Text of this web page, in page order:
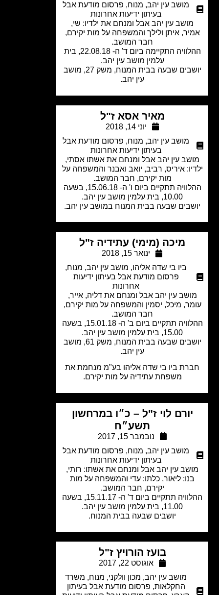
מושב עין יהב,מנוח,פרסום מודעת אבל
בעיתון ידיעות אחרונות
מושב עין יהב אבל ומנחם את ילדיו: שי,
איתן ולילך והמשפחה על מות יקירם,
חבר המושב.
ההלוויה התקיימה ביום ד' ה- 22.08.18, בית
עלמין מושב עין יהב.
יושבים שבעה בבית המנוח, משק 27, מושב
מאיר אסא ז"ל
מושב עין יהב,מנוח,פרסום מודעת אבל
בעיתון ידיעות אחרונות
עין יהב אבל ומנחם את אשתו אסתי,
איריס, רביב, יואב ואבנר והמשפחה על
מות יקירם, חבר המושב.
ההלוויה תתקיים ביום ו' ה- 15.06.18, בשעה
שבעה בבית המנוח במושב עין יהב.
מיכה (מימי) עתידיה ז"ל
ינואר 15, 2018
ביו בי שדה אליהו,מושב עין יהב,מנוח,
פרסום מודעת אבל בעיתון ידיעות
אחרונות
עין יהב אבל ומנחם את דליה, אייר,
מיכל, יסמין והמשפחה על מות יקירם,
חבר המושב.
ההלוויה תתקיים ביום ב' ה- 15.01.18, בשעה
יושבים שבעה בבית המנוח, משק 61, מושב
ביו בי שדה אליהו בע"מ מנחמת את
משפחת עתידיה על מות יקירם.
יורם לוי ז"ל – כ״ו במרחשון
תשע״ח
נובמבר 15, 2017
מושב עין יהב,מנוח,פרסום מודעת אבל
בעיתון ידיעות אחרונות
עין יהב אבל ומנחם את אשתו: רותי,
ליאור, כלתו: עדי והמשפחה על מות
יקירם, חבר המושב.
ההלוויה תתקיים ביום ד' ה- 15.11.17, בשעה
יושבים שבעה בבית המנוח.
בועז הורויץ ז"ל
אוגוסט 22, 2017
מושב עין יהב,מכון וולקני,מנוח,משרד
החקלאות,פרסום מודעת אבל בעיתון